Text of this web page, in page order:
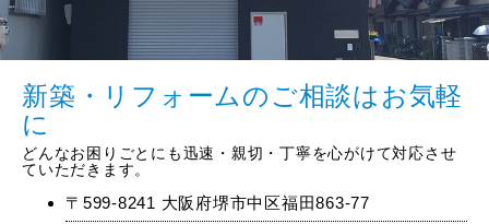
新築・リフォームのご相談はお気軽
に
どんなお困りごとにも迅速・親切・丁寧を心がけて対応させ
ていただきます。
〒599-8241 大阪府堺市中区福田863-77